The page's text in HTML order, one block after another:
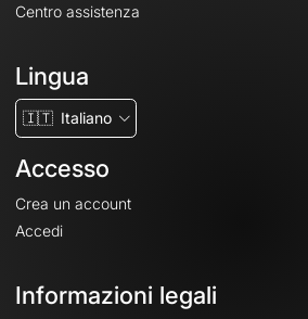
Centro assistenza
Lingua
🇮🇹 Italiano
Accesso
Crea un account
Accedi
Informazioni legali